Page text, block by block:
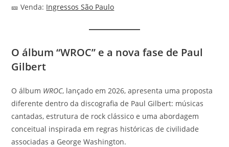
🎫 Venda: Ingressos São Paulo
O álbum “WROC” e a nova fase de Paul
Gilbert
O álbum WROC, lançado em 2026, apresenta uma proposta
diferente dentro da discografia de Paul Gilbert: músicas
cantadas, estrutura de rock clássico e uma abordagem
conceitual inspirada em regras históricas de civilidade
associadas a George Washington.